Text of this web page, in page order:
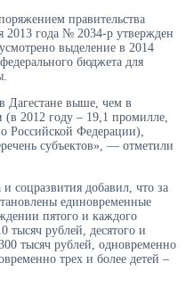
правительства
2013 года № 2034-р утвержден
выделение в 2014
бюджета для
Дагестане выше, чем в
(в 2012 году – 19,1 промилле,
Российской Федерации),
субъектов», — отметили
и соцразвития добавил, что за
единовременные
пятого и каждого
тысяч рублей, десятого и
тысяч рублей, одновременно
трех и более детей –